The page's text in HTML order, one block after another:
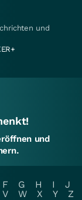
und
und
F G H I
J
V W X Y
Z